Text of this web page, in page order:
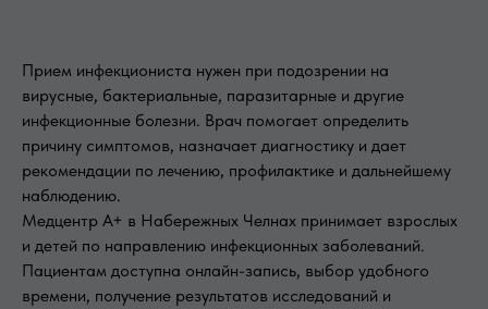
Прием инфекциониста нужен при подозрении на
вирусные, бактериальные, паразитарные и другие
инфекционные болезни. Врач помогает определить
причину симптомов, назначает диагностику и дает
рекомендации по лечению, профилактике и дальнейшему
наблюдению.
Медцентр А+ в Набережных Челнах принимает взрослых
и детей по направлению инфекционных заболеваний.
Пациентам доступна онлайн-запись, выбор удобного
времени, получение результатов исследований и